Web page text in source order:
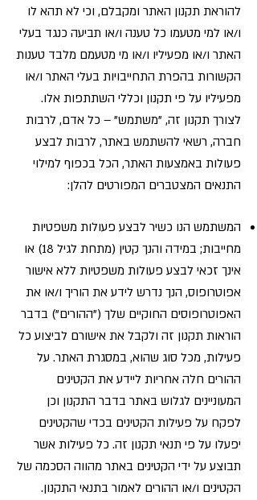
להוראת תקנון האתר ומקבלם, וכי לא תהא לו
ו/או למי מטעמו כל טענה ו/או תביעה כנגד בעלי
האתר ו/או מפעיליו ו/או מי מטעמם מלבד טענות
הקשורות בהפרת התחייבויות בעלי האתר ו/או
מפעיליו על פי תקנון וכללי השתתפות אלו.
לצורך תקנון זה, "משתמש" – כל אדם, לרבות
חברה, רשאי להשתמש באתר, לרבות לבצע
פעולות באמצעות האתר, הכל בכפוף למילוי
התנאים המצטברים המפורטים להלן:
המשתמש הנו כשיר לבצע פעולות משפטיות
מחייבות; במידה והנך קטין (מתחת לגיל 18) או
אינך זכאי לבצע פעולות משפטיות ללא אישור
אפוטרופוס, הנך נדרש לידע את הוריך ו/או את
האפוטרופוסים החוקיים שלך ("ההורים") בדבר
הוראות תקנון זה ולקבל את אישורם לביצוע כל
פעילות, מכל סוג שהוא, במסגרת האתר. על
ההורים חלה אחריות ליידע את הקטינים
המעוניינים לגלוש באתר בדבר התקנון וכן
לפקח על פעילות הקטינים בכדי שהקטינים
יפעלו על פי תנאי תקנון זה. כל פעילות אשר
תבוצע על ידי הקטינים באתר מהווה הסכמה של
הקטינים ו/או ההורים לאמור בתנאי התקנון.